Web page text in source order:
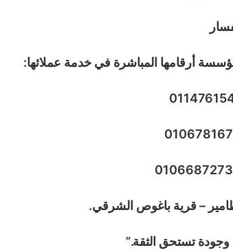
أرقامها المباشرة في خدمة عملائها:
– قرية باغوص الشرقي.
وجودة تستحق الثقة.”